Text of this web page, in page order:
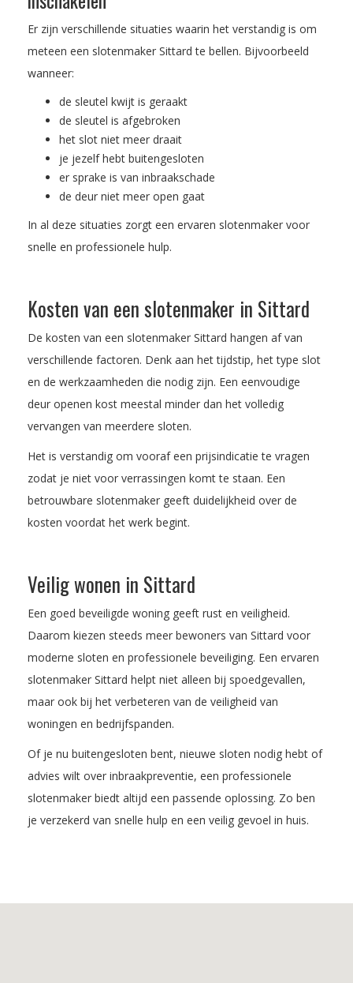
Er zijn verschillende situaties waarin het verstandig is om
meteen een slotenmaker Sittard te bellen. Bijvoorbeeld
wanneer:
de sleutel kwijt is geraakt
de sleutel is afgebroken
het slot niet meer draait
je jezelf hebt buitengesloten
er sprake is van inbraakschade
de deur niet meer open gaat
In al deze situaties zorgt een ervaren slotenmaker voor
snelle en professionele hulp.
Kosten van een slotenmaker in Sittard
De kosten van een slotenmaker Sittard hangen af van
verschillende factoren. Denk aan het tijdstip, het type slot
en de werkzaamheden die nodig zijn. Een eenvoudige
deur openen kost meestal minder dan het volledig
vervangen van meerdere sloten.
Het is verstandig om vooraf een prijsindicatie te vragen
zodat je niet voor verrassingen komt te staan. Een
betrouwbare slotenmaker geeft duidelijkheid over de
kosten voordat het werk begint.
Veilig wonen in Sittard
Een goed beveiligde woning geeft rust en veiligheid.
Daarom kiezen steeds meer bewoners van Sittard voor
moderne sloten en professionele beveiliging. Een ervaren
slotenmaker Sittard helpt niet alleen bij spoedgevallen,
maar ook bij het verbeteren van de veiligheid van
woningen en bedrijfspanden.
Of je nu buitengesloten bent, nieuwe sloten nodig hebt of
advies wilt over inbraakpreventie, een professionele
slotenmaker biedt altijd een passende oplossing. Zo ben
je verzekerd van snelle hulp en een veilig gevoel in huis.